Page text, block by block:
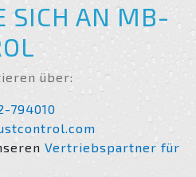
SICH AN MB-
über:
794010
Vertriebspartner für